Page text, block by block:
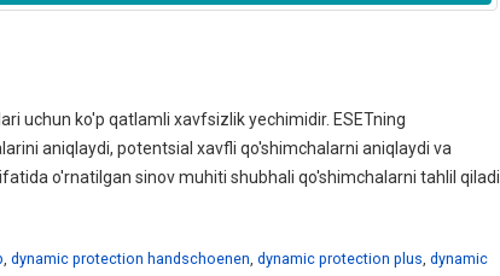
uchun ko'p qatlamli xavfsizlik yechimidir. ESETning
aniqlaydi, potentsial xavfli qo'shimchalarni aniqlaydi va
o'rnatilgan sinov muhiti shubhali qo'shimchalarni tahlil qiladi
dynamic protection handschoenen dynamic protection plus dynamic